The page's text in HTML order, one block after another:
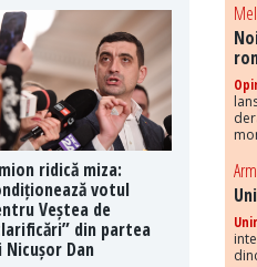
ridică miza:
votul
Veștea de
din partea
Nicușor Dan